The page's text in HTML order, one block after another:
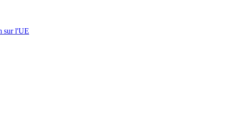
sur l'UE